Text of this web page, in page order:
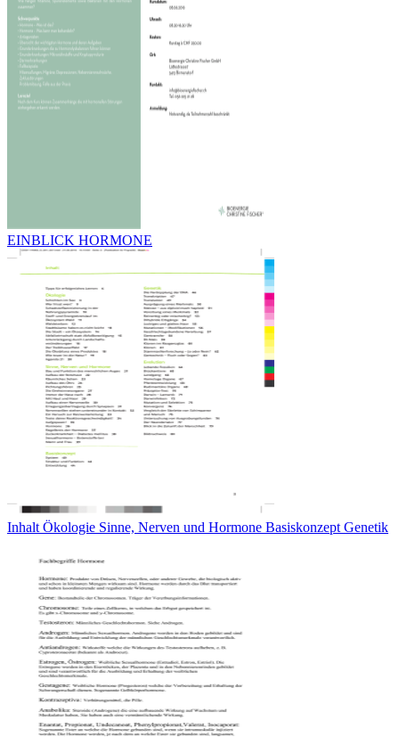
EINBLICK HORMONE
Inhalt Ökologie Sinne, Nerven und Hormone Basiskonzept Genetik